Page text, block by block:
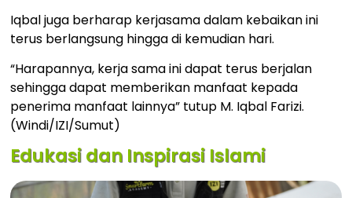
Iqbal juga berharap kerjasama dalam kebaikan ini
terus berlangsung hingga di kemudian hari.
“Harapannya, kerja sama ini dapat terus berjalan
sehingga dapat memberikan manfaat kepada
penerima manfaat lainnya” tutup M. Iqbal Farizi.
(Windi/IZI/Sumut)
Edukasi dan Inspirasi Islami